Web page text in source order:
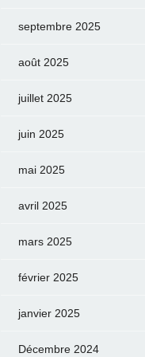
septembre 2025
août 2025
juillet 2025
juin 2025
mai 2025
avril 2025
mars 2025
février 2025
janvier 2025
Décembre 2024